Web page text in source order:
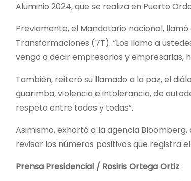
Aluminio 2024, que se realiza en Puerto
Previamente, el Mandatario nacional,
Transformaciones (7T). “Los llamo a
vengo a decir empresarios y empresarias,
También, reiteró su llamado a la paz, el
guarimba, violencia e intolerancia, de
respeto entre todos y todas”.
Asimismo, exhortó a la agencia
revisar los números positivos que registra
Prensa Presidencial / Rosiris Ortega Ortiz